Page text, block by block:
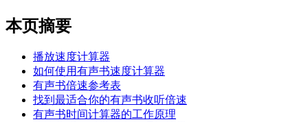
本页摘要
播放速度计算器
如何使用有声书速度计算器
有声书倍速参考表
找到最适合你的有声书收听倍速
有声书时间计算器的工作原理